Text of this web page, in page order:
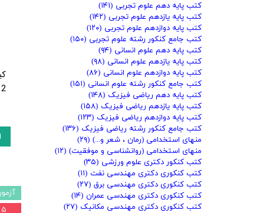
2 انتشارات شهر دانش
۵ درصد
کتب پایه دهم علوم تجربی (۱۴۱)
کتب پایه یازدهم علوم تجربی (۱۴۲)
کتب پایه دوازدهم علوم تجربی (۱۲۰)
کتب جامع کنکور رشته علوم تجربی (۱۵۰)
کتب پایه دهم علوم انسانی (۹۴)
کتب پایه یازدهم علوم انسانی (۹۸)
کتب پایه دوازدهم علوم انسانی (۸۶)
کتب جامع کنکور رشته علوم انسانی (۱۵۱)
کتب پایه دهم ریاضی فیزیک (۱۴۸)
کتب پایه یازدهم ریاضی فیزیک (۱۵۸)
کتب پایه دوازدهم ریاضی فیزیک (۱۲۳)
کتب جامع کنکور رشته ریاضی فیزیک (۱۳۶)
منهای استخدامی (رمان ، شعر و...) (۲۹)
منهای استخدامی (روانشناسی و موفقیت) (۱۲)
کتب کنکور دکتری علوم ورزشی (۳۵)
کتب کنکوری دکتری مهندسی نفت (۱۱)
کتب کنکوری دکتری مهندسی برق (۲۷)
کتب کنکوری دکتری مهندسی عمران (۱۴)
کتب کنکوری دکتری مهندسی مکانیک (۲۷)